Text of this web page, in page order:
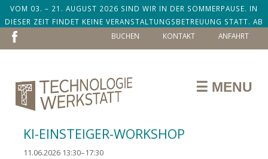
VOM 03. – 21. AUGUST 2026 SIND WIR IN DER SOMMERPAUSE. IN
DIESER ZEIT FINDET KEINE VERANSTALTUNGSBETREUUNG STATT. AB
DEM 24. AUGUST SIND WIR ZURÜCK!
NAVIGATION
ÜBERSPRINGEN
ANFAHRT
KONTAKT
BUCHEN
☰ MENU
KI-EINSTEIGER-WORKSHOP
11.06.2026 13:30–17:30